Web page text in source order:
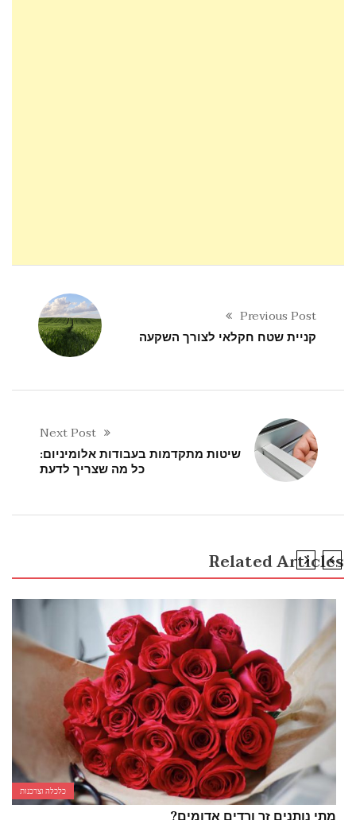
Previous Post
קניית שטח חקלאי לצורך השקעה
Next Post
שיטות מתקדמות בעבודות אלומיניום:
כל מה שצריך לדעת
Related Articles
כלכלה וצרכנות